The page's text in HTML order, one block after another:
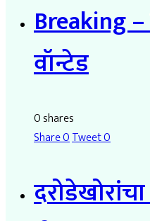
Breaking
वॉन्टेड
0 shares
Share0Tweet0